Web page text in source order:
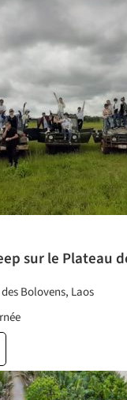
sur le Plateau
Bolovens, Laos